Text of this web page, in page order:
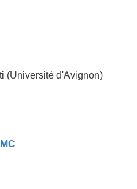
(Université d'Avignon)